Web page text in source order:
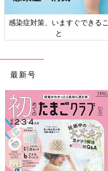
感染症対策、いますぐできるこ
と
最新号